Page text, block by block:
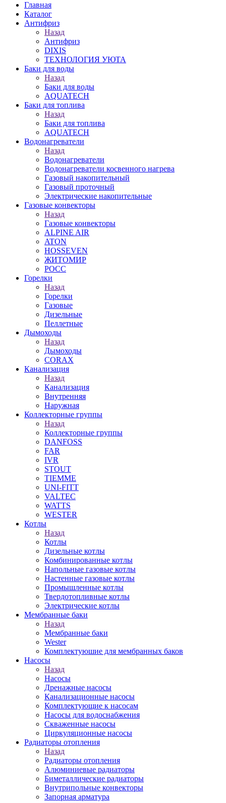
Главная
Каталог
Антифриз
Назад
Антифриз
DIXIS
ТЕХНОЛОГИЯ УЮТА
Баки для воды
Назад
Баки для воды
AQUATECH
Баки для топлива
Назад
Баки для топлива
AQUATECH
Водонагреватели
Назад
Водонагреватели
Водонагреватели косвенного нагрева
Газовый накопительный
Газовый проточный
Электрические накопительные
Газовые конвекторы
Назад
Газовые конвекторы
ALPINE AIR
ATON
HOSSEVEN
ЖИТОМИР
РОСС
Горелки
Назад
Горелки
Газовые
Дизельные
Пеллетные
Дымоходы
Назад
Дымоходы
CORAX
Канализация
Назад
Канализация
Внутренняя
Наружная
Коллекторные группы
Назад
Коллекторные группы
DANFOSS
FAR
IVR
STOUT
TIEMME
UNI-FITT
VALTEC
WATTS
WESTER
Котлы
Назад
Котлы
Дизельные котлы
Комбинированные котлы
Напольные газовые котлы
Настенные газовые котлы
Промышленные котлы
Твердотопливные котлы
Электрические котлы
Мембранные баки
Назад
Мембранные баки
Wester
Комплектуюшие для мембранных баков
Насосы
Назад
Насосы
Дренажные насосы
Канализационные насосы
Комплектующие к насосам
Насосы для водоснабжения
Скваженные насосы
Циркуляционные насосы
Радиаторы отопления
Назад
Радиаторы отопления
Алюминиевые радиаторы
Биметаллические радиаторы
Внутрипольные конвекторы
Запорная арматура